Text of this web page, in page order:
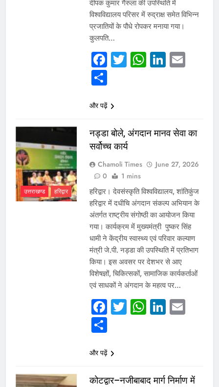
दीपक कुमार गैरुला की उपस्थिति में
विश्वविद्यालय परिसर में रुद्राक्ष समेत विभिन्न
प्रजातियों के पौधे रोपकर मनाया गया।
कुलपति…
Facebook
Twitter
Share
और पढ़ें
उत्तराखण्ड हरिद्वार
नड्डा बोले, अंगदान मानव सेवा का
सर्वोच्च कार्य
Chamoli Times
June 27, 2026
0
1 mins
हरिद्वार। देवसंस्कृति विश्वविद्यालय, शांतिकुंज
हरिद्वार में दधीचि अंगदान संकल्प अभियान के
अंतर्गत राष्ट्रीय संगोष्ठी का आयोजन किया
गया। कार्यक्रम में मुख्यमंत्री पुष्कर सिंह
धामी ने केंद्रीय स्वास्थ्य एवं परिवार कल्याण
मंत्री जे.पी. नड्डा की उपस्थिति में प्रतिभाग
किया। इस अवसर पर देशभर से आए
विशेषज्ञों, चिकित्सकों, सामाजिक कार्यकर्ताओं
एवं साधकों ने अंगदान के महत्व पर…
Facebook
Twitter
Share
और पढ़ें
कोटद्वार–नजीबाबाद मार्ग निर्माण में